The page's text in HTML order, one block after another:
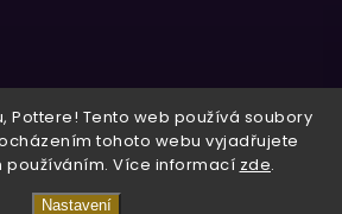
Pottere! Tento web používá soubory
tohoto webu vyjadřujete
používáním. Více informací zde.
Nastavení
. Všechna práva vyhrazena.